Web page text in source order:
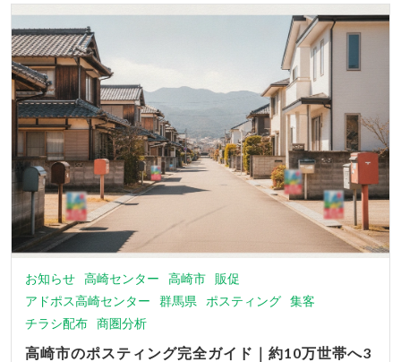
お知らせ 高崎センター 高崎市 販促
アドポス高崎センター
群馬県 ポスティング 集客
チラシ配布 商圏分析
高崎市のポスティング完全ガイド｜約10万世帯へ3